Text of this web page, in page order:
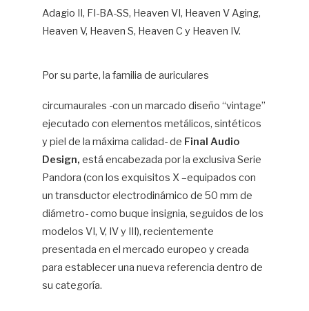
Adagio II, FI-BA-SS, Heaven VI, Heaven V Aging,
Heaven V, Heaven S, Heaven C y Heaven IV.
Por su parte, la familia de auriculares
circumaurales -con un marcado diseño “vintage”
ejecutado con elementos metálicos, sintéticos
y piel de la máxima calidad- de Final Audio
Design, está encabezada por la exclusiva Serie
Pandora (con los exquisitos X –equipados con
un transductor electrodinámico de 50 mm de
diámetro- como buque insignia, seguidos de los
modelos VI, V, IV y III), recientemente
presentada en el mercado europeo y creada
para establecer una nueva referencia dentro de
su categoría.